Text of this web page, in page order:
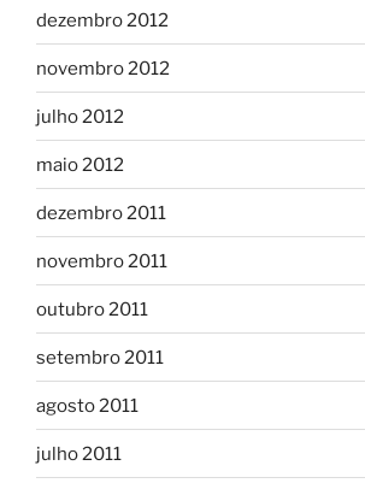
dezembro 2012
novembro 2012
julho 2012
maio 2012
dezembro 2011
novembro 2011
outubro 2011
setembro 2011
agosto 2011
julho 2011